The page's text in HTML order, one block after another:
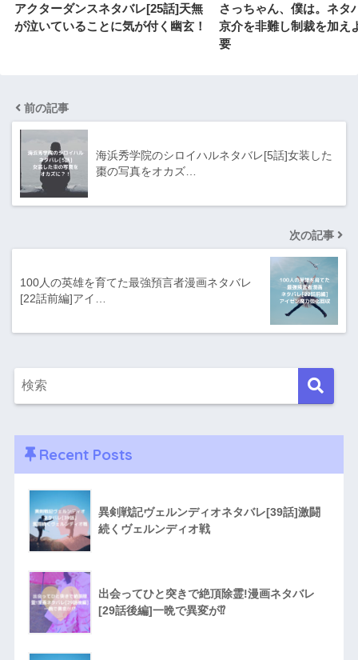
アクターダンスネタバレ[25話]天無
が泣いていることに気が付く幽玄！
さっちゃん、僕は。ネタ
京介を非難し制裁を加え
要
前の記事
海浜秀学院のシロイハルネタバレ[5話]女装した
棗の写真をオカズ…
次の記事
100人の英雄を育てた最強預言者漫画ネタバレ
[22話前編]アイ…
Recent Posts
異剣戦記ヴェルンディオネタバレ[39話]激闘
続くヴェルンディオ戦
出会ってひと突きで絶頂除霊!漫画ネタバレ
[29話後編]一晩で異変が⁉︎